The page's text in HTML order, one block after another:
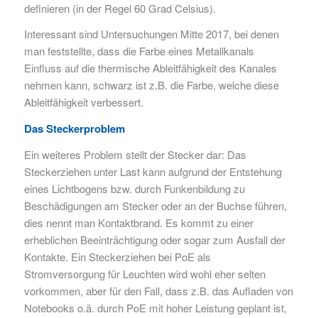
definieren (in der Regel 60 Grad Celsius).
Interessant sind Untersuchungen Mitte 2017, bei denen
man feststellte, dass die Farbe eines Metallkanals
Einfluss auf die thermische Ableitfähigkeit des Kanales
nehmen kann, schwarz ist z.B. die Farbe, welche diese
Ableitfähigkeit verbessert.
Das Steckerproblem
Ein weiteres Problem stellt der Stecker dar: Das
Steckerziehen unter Last kann aufgrund der Entstehung
eines Lichtbogens bzw. durch Funkenbildung zu
Beschädigungen am Stecker oder an der Buchse führen,
dies nennt man Kontaktbrand. Es kommt zu einer
erheblichen Beeinträchtigung oder sogar zum Ausfall der
Kontakte. Ein Steckerziehen bei PoE als
Stromversorgung für Leuchten wird wohl eher selten
vorkommen, aber für den Fall, dass z.B. das Aufladen von
Notebooks o.ä. durch PoE mit hoher Leistung geplant ist,